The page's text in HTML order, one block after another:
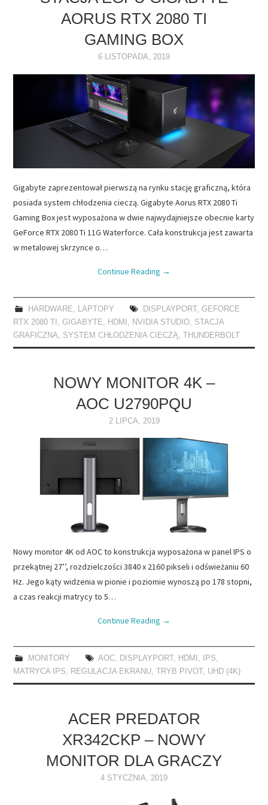
NAPĘDY
OPROGRAMOWANIE
INTERNET
AORUS RTX 2080 TI
GAMING BOX
6 LISTOPADA, 2019
Gigabyte zaprezentował pierwszą na rynku stację graficzną, która
posiada system chłodzenia cieczą. Gigabyte Aorus RTX 2080 Ti
Gaming Box jest wyposażona w dwie najwydajniejsze obecnie karty
GeForce RTX 2080 Ti 11G Waterforce. Cała konstrukcja jest zawarta
w metalowej skrzynce o…
Continue Reading →
HARDWARE, LAPTOPY DISPLAYPORT , GEFORCE
RTX 2080 TI ,GIGABYTE, HDMI , NVIDIA STUDIO, STACJA
GRAFICZNA, SYSTEM CHŁODZENIA CIECZĄ, THUNDERBOLT
NOWY MONITOR 4K –
AOC U2790PQU
2 LIPCA, 2019
Nowy monitor 4K od AOC to konstrukcja wyposażona w panel IPS o
przekątnej 27’’, rozdzielczości 3840 x 2160 pikseli i odświeżaniu 60
Hz. Jego kąty widzenia w pionie i poziomie wynoszą po 178 stopni,
a czas reakcji matrycy to 5…
Continue Reading →
MONITORY AOC, DISPLAYPORT , HDMI , IPS,
MATRYCA IPS, REGULACJA EKRANU, TRYB PIVOT , UHD (4K)
ACER PREDATOR
XR342CKP – NOWY
MONITOR DLA GRACZY
4 STYCZNIA, 2019